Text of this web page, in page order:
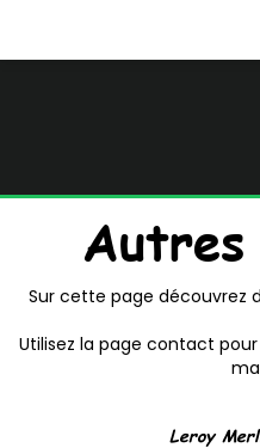
Autres
Sur cette page découvrez
Utilisez la page contact
Leroy